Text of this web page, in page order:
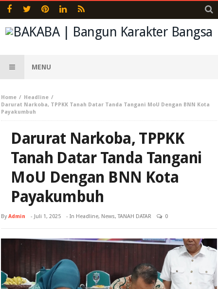
MENU
Home
Headline
Darurat Narkoba, TPPKK Tanah Datar Tanda Tangani MoU Dengan BNN Kota
Payakumbuh
Darurat Narkoba, TPPKK
Tanah Datar Tanda Tangani
MoU Dengan BNN Kota
Payakumbuh
ByAdmin - Juli 1, 2025 - In Headline, News,TANAH DATAR 0